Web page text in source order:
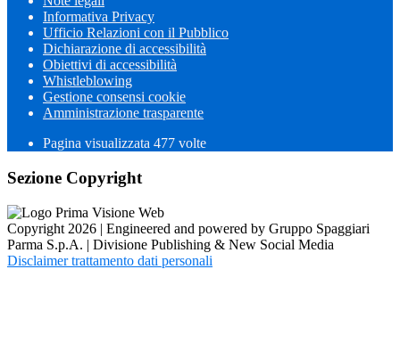
Informativa Privacy
Ufficio Relazioni con il Pubblico
Dichiarazione di accessibilità
Obiettivi di accessibilità
Whistleblowing
Gestione consensi cookie
Amministrazione trasparente
Pagina visualizzata 477 volte
Sezione Copyright
Copyright 2026 | Engineered and powered by Gruppo Spaggiari
Parma S.p.A. | Divisione Publishing & New Social Media
Disclaimer trattamento dati personali